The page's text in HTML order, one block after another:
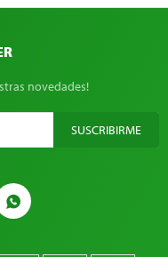

novedades!
SUSCRIBIRME